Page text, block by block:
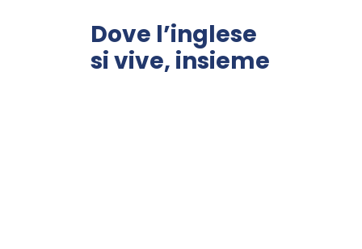
Dove l’inglese
si vive, insieme